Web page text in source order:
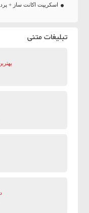
اسکریپت اکانت ساز +
تبلیغات متنی